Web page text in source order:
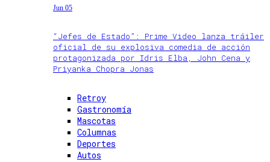
Jun 05
“Jefes de Estado”: Prime Video lanza tráiler
oficial de su explosiva comedia de acción
protagonizada por Idris Elba, John Cena y
Priyanka Chopra Jonas
Retroy
Gastronomía
Mascotas
Columnas
Deportes
Autos